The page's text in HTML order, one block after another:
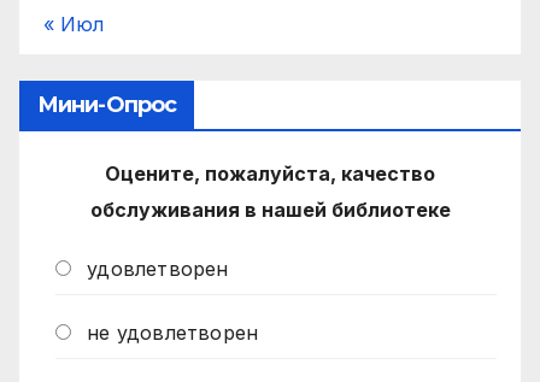
« Июл
Мини-Опрос
Оцените, пожалуйста, качество
обслуживания в нашей библиотеке
удовлетворен
не удовлетворен